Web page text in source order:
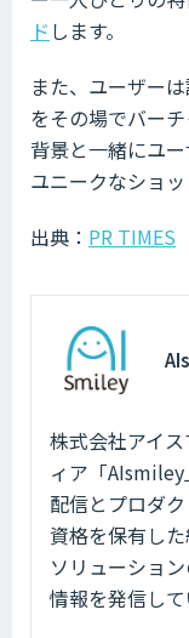
ド します。
また、ユーザー
をその場でバー
背景と一緒にユ
ユニークなショ
出典： PR TIMES
株式会社アイ
ィア「
配信とプロダ
資格を保有し
ソリューショ
情報を発信して